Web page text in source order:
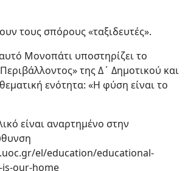
τους σπόρους «ταξιδευτές».
Μονοπάτι υποστηρίζει το
της Δ΄ Δημοτικού και
ενότητα: «Η φύση είναι το
είναι αναρτημένο στην
el/education/educational-
our-home